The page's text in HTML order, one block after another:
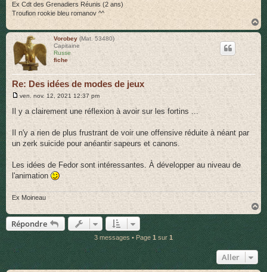
Ex Cdt des Grenadiers Réunis (2 ans)
Troufion rookie bleu romanov ^^
H
a
u
Vorobey (Mat. 53480)
Capitaine
Russe
fiche
Re: Des idées de modes de jeux
M
s
s
g
ven. nov. 12, 2021 12:37 pm
Il y a clairement une réflexion à avoir sur les fortins ...
Il n'y a rien de plus frustrant de voir une offensive réduite à néant par
un zerk suicide pour anéantir sapeurs et canons.
Les idées de Fedor sont intéressantes. À développer au niveau de
l'animation
Ex Moineau
a
Répondre
3 messages • Page 1 sur1
Aller